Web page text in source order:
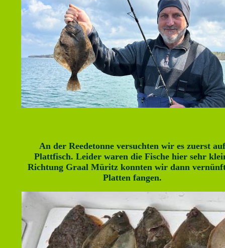
An der Reedetonne versuchten wir es zuerst auf
Plattfisch. Leider waren die Fische hier sehr
Richtung Graal Müritz konnten wir dann
Platten fangen.